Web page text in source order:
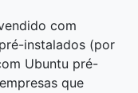
com
instalados (por
Ubuntu pré-
que